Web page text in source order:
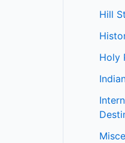
Hill
Holy